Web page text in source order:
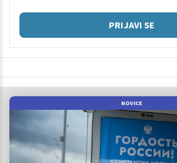
PRIJAVI SE
NOVICE